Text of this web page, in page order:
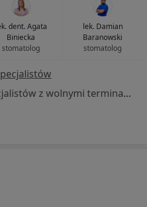
dent. Agata
Biniecka
stomatolog
lek. Damian
Baranowski
stomatolog
Brak dostępnych specjalistów z wolnymi terminami w tym centrum medycznym.